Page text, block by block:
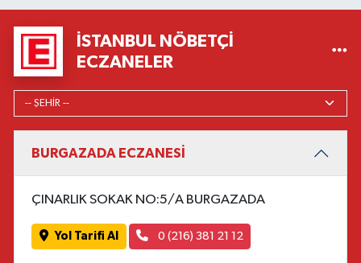
İSTANBUL NÖBETÇI
ECZANELER
BURGAZADA ECZANESİ
ÇINARLIK SOKAK NO:5/A BURGAZADA
Yol Tarifi Al 0 (216) 381 21 12